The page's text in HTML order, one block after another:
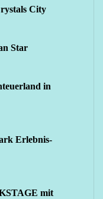
City
Star
in
Erlebnis-
mit